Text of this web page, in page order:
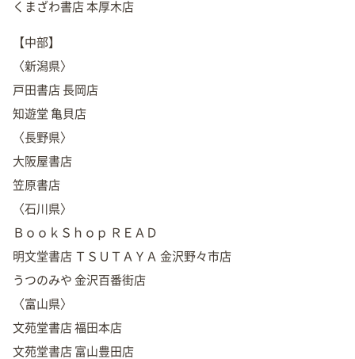
くまざわ書店 本厚木店
【中部】
〈新潟県〉
戸田書店 長岡店
知遊堂 亀貝店
〈長野県〉
大阪屋書店
笠原書店
〈石川県〉
ＢｏｏｋＳｈｏｐ ＲＥＡＤ
明文堂書店 ＴＳＵＴＡＹＡ 金沢野々市店
うつのみや 金沢百番街店
〈富山県〉
文苑堂書店 福田本店
文苑堂書店 富山豊田店